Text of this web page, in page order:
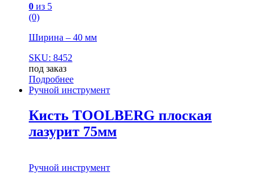
0 из 5
(0)
Ширина – 40 мм
SKU: 8452
под заказ
Подробнее
Ручной инструмент
Кисть TOOLBERG плоская
лазурит 75мм
Ручной инструмент